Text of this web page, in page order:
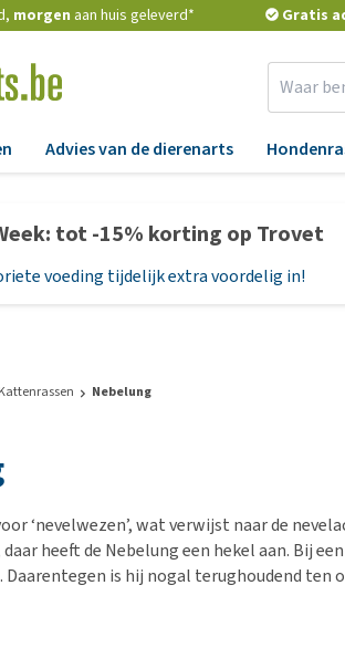
morgen aan huis geleverd* Gratis
Hondenbrokken
Natvoer
Graanvrij hondenvoer
Biologisch hondenvoer
Vegan hondenvoer
Op
Advies van de dierenarts
tot -15% korting op Trovet
voeding tijdelijk extra voordelig in!
Kattenrassen Nebelung
‘nevelwezen’, wat verwijst naar de
daar heeft de Nebelung een hekel aan. Bij
is hij nogal terughoudend ten